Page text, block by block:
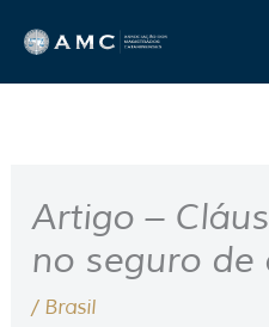
para
o
Artigo –
no seguro
/ Brasil